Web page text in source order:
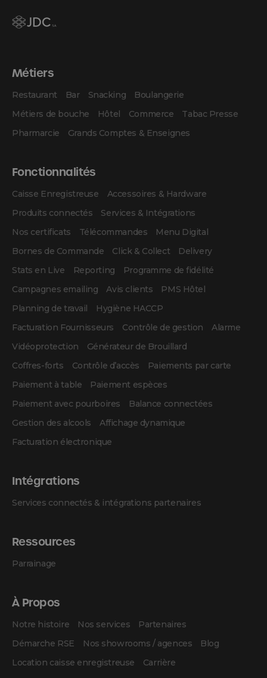
Métiers
Restaurant Bar Snacking
Boulangerie
Métiers de bouche
Hôtel Commerce
Tabac Presse
Pharmarcie
Grands Comptes & Enseignes
Fonctionnalités
Caisse Enregistreuse
Accessoires & Hardware
Produits connectés
Services & Intégrations
Nos certificats
Télécommandes
Menu Digital
Bornes de Commande
Click & Collect
Delivery
Stats en Live
Reporting
Programme de fidélité
Campagnes emailing
Avis clients
PMS Hôtel
Planning de travail
Hygiène HACCP
Facturation Fournisseurs
Contrôle de gestion
Alarme
Vidéoprotection
Générateur de Brouillard
Coffres-forts
Contrôle d’accès
Paiements par carte
Paiement à table
Paiement espèces
Paiement avec pourboires
Balance connectées
Gestion des alcools
Affichage dynamique
Facturation électronique
Intégrations
Services connectés & intégrations partenaires
Ressources
Parrainage
À Propos
Notre histoire Nos services
Partenaires
Démarche RSE
Nos showrooms / agences
Blog
Location caisse enregistreuse
Carrière